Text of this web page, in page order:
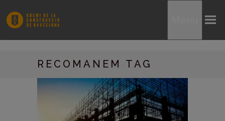
RECOMANEM TAG